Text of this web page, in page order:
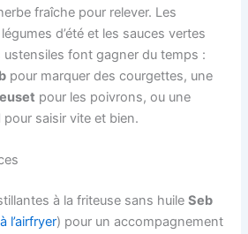
fraîche pour relever. Les
d’été et les sauces vertes
font gagner du temps :
pour marquer des courgettes, une
pour les poivrons, ou une
pour saisir vite et bien.
à la friteuse sans huileSeb
l’airfryer) pour un accompagnement